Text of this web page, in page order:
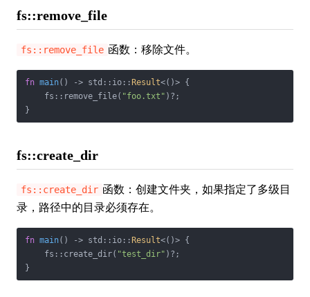
fs::remove_file
fs::remove_file 函数：移除文件。
fn main() -> std::io:: Result<()> {
    fs::remove_file(
"foo.txt" )?;
}
fs::create_dir
fs::create_dir 函数：创建文件夹，如果指定了多级目
录，路径中的目录必须存在。
fn main() -> std::io:: Result<()> {
    fs::create_dir(
"test_dir" )?;
}